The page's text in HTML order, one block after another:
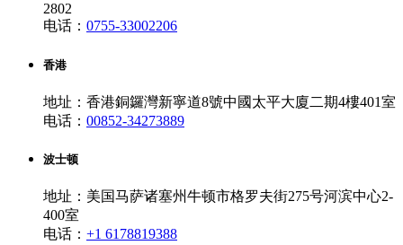
2802
电话： 0755-33002206
香港
地址：香港銅鑼灣新寧道8號中國太平大廈二期4樓401室
电话： 00852-34273889
波士顿
地址：美国马萨诸塞州牛顿市格罗夫街275号河滨中心2-
400室
电话： +1 6178819388